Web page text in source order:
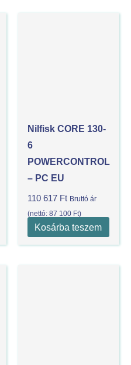
Nilfisk CORE 130-
6
POWERCONTROL
– PC EU
110 617 Ft Bruttó ár
(nettó: 87 100 Ft)
Kosárba teszem